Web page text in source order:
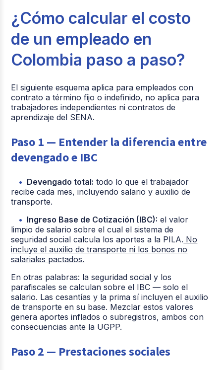
¿Cómo calcular el costo
de un empleado en
Colombia paso a paso?
El siguiente esquema aplica para empleados con
contrato a término fijo o indefinido, no aplica para
trabajadores independientes ni contratos de
aprendizaje del SENA.
Paso 1 — Entender la diferencia entre
devengado e IBC
Devengado total: todo lo que el trabajador
recibe cada mes, incluyendo salario y auxilio de
transporte.
Ingreso Base de Cotización (IBC): el valor
limpio de salario sobre el cual el sistema de
seguridad social calcula los aportes a la PILA. No
incluye el auxilio de transporte ni los bonos no
salariales pactados.
En otras palabras: la seguridad social y los
parafiscales se calculan sobre el IBC — solo el
salario. Las cesantías y la prima sí incluyen el auxilio
de transporte en su base. Mezclar estos valores
genera aportes inflados o subregistros, ambos con
consecuencias ante la UGPP.
Paso 2 — Prestaciones sociales